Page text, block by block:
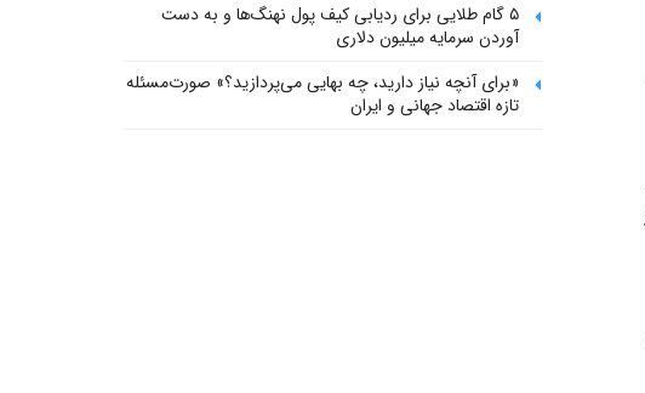
۵ گام طلایی برای ردیابی کیف پول‌ نهنگ‌ها و به دست
آوردن سرمایه میلیون دلاری
«برای آنچه نیاز دارید، چه بهایی می‌پردازید؟» صورت‌مسئله
تازه اقتصاد جهانی و ایران